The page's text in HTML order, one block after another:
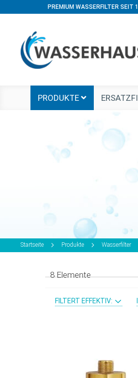
PREMIUM WASSERFILTER SEIT
PRODUKTE
Startseite Produkte Wasserfilter
FILTERT EFFEKTIV:
8Elemente